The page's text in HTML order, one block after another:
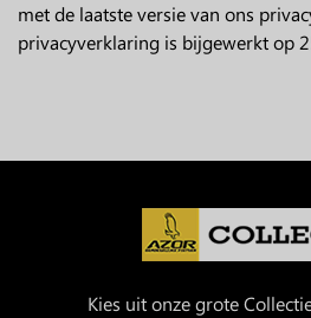
met de laatste versie van ons
privacyverklaring is bijgewerkt op
Kies uit onze grote